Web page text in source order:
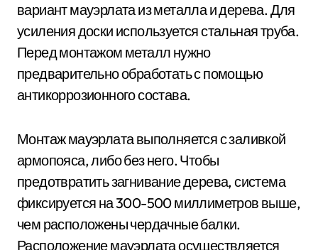
вариант мауэрлата из металла и дерева. Для
усиления доски используется стальная труба.
Перед монтажом металл нужно
предварительно обработать с помощью
антикоррозионного состава.
Монтаж мауэрлата выполняется с заливкой
армопояса, либо без него. Чтобы
предотвратить загнивание дерева, система
фиксируется на 300-500 миллиметров выше,
чем расположены чердачные балки.
Расположение мауэрлата осуществляется